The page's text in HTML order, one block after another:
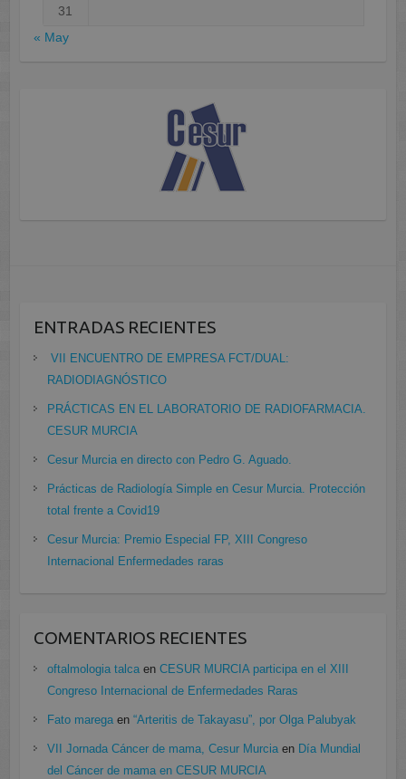
31
« May
ENTRADAS RECIENTES
VII ENCUENTRO DE EMPRESA FCT/DUAL:
RADIODIAGNÓSTICO
PRÁCTICAS EN EL LABORATORIO DE RADIOFARMACIA.
CESUR MURCIA
Cesur Murcia en directo con Pedro G. Aguado.
Prácticas de Radiología Simple en Cesur Murcia. Protección
total frente a Covid19
Cesur Murcia: Premio Especial FP, XIII Congreso
Internacional Enfermedades raras
COMENTARIOS RECIENTES
oftalmologia talcaen CESUR MURCIA participa en el XIII
Congreso Internacional de Enfermedades Raras
Fato maregaen “Arteritis de Takayasu”, por Olga Palubyak
VII Jornada Cáncer de mama, Cesur Murciaen Día Mundial
del Cáncer de mama en CESUR MURCIA